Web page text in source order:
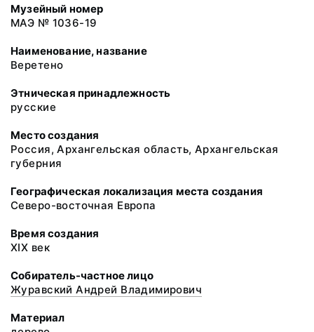
Музейный номер
МАЭ № 1036-19
Наименование, название
Веретено
Этническая принадлежность
русские
Место создания
Россия, Архангельская область, Архангельская
губерния
Географическая локализация места создания
Северо-восточная Европа
Время создания
XIX век
Собиратель-частное лицо
Журавский Андрей Владимирович
Материал